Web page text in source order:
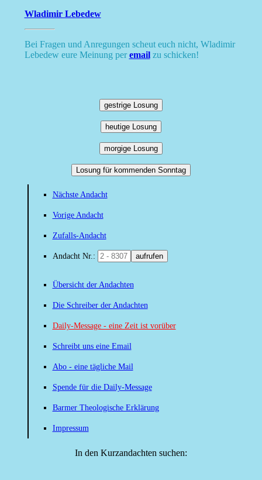
Wladimir Lebedew
Bei Fragen und Anregungen scheut euch nicht, Wladimir
Lebedew eure Meinung peremailzu schicken!
gestrige Losung
heutige Losung
morgige Losung
Losung für kommenden Sonntag
Nächste Andacht
Vorige Andacht
Zufalls-Andacht
Andacht Nr.: aufrufen
Übersicht der Andachten
Die Schreiber der Andachten
Daily-Message - eine Zeit ist vorüber
Schreibt uns eine Email
Abo - eine tägliche Mail
Spende für die Daily-Message
Barmer Theologische Erklärung
Impressum
In den Kurzandachten suchen: